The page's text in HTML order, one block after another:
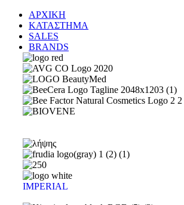
ΑΡΧΙΚΗ
ΚΑΤΑΣΤΗΜΑ
SALES
BRANDS
IMPERIAL